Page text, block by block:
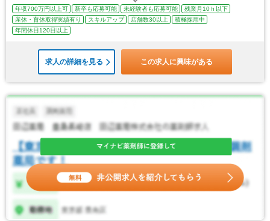
年収700万円以上可 新卒も応募可能 未経験者も応募可能
残業月10ｈ以下
産休・育休取得実績有り
スキルアップ 店舗数30以上
積極採用中
年間休日120日以上
求人の詳細を見る この求人に興味がある